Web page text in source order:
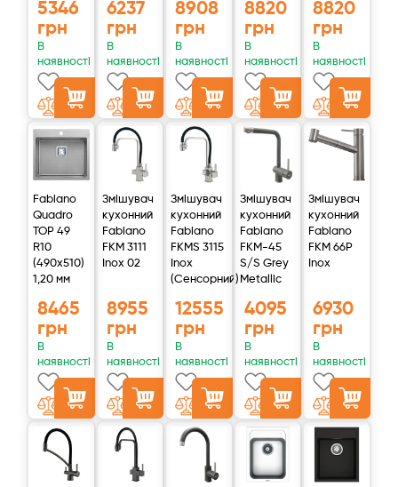
У процесі очищення вода послідовно проходить 5 етапів,
для кожного з яких фільтр передбачений окремий
картридж.
Перший ступінь
Попереднє очищення води від механічних домішок.
Проходячи через картридж із пористого поліпропіленового
волокна, вода очищається від частинок мулу, піску, іржі.
Другий ступінь
Очищення води від органічних та хлорорганічних речовин,
а також хлору. Поліпшується смак, колір та запах води.
Усередині картриджа – активоване вугілля у вигляді
гранул.
Третій ступінь
Фінішне очищення води від найдрібніших частинок
5346
грн
В
наявності
6237
грн
В
наявності
8908
грн
В
наявності
8820
грн
В
наявності
8820
грн
В
наявності
Fabiano
Quadro
TOP 49
R10
(490x510)
1,20 мм
8465
грн
В
наявності
Змішувач
кухонний
Fabiano
FKM 3111
Inox 02
8955
грн
В
наявності
Змішувач
кухонний
Fabiano
FKMS 3115
Inox
(Сенсорний)
12555
грн
В
наявності
Змішувач
кухонний
Fabiano
FKM-45
S/S Grey
Metallic
4095
грн
В
наявності
Змішувач
кухонний
Fabiano
FKM 66P
Inox
6930
грн
В
наявності